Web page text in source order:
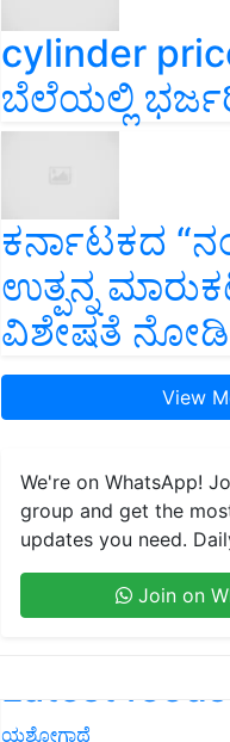
cylinder
ಬೆಲೆಯಲ್ಲಿ
ಕರ್ನಾಟಕದ
ಉತ್ಪನ್ನ
ವಿಶೇಷತೆ
View
We're on WhatsApp!
group and get the
updates you need.
Join on
Latest feeds
ಯಶೋಗಾಥೆ